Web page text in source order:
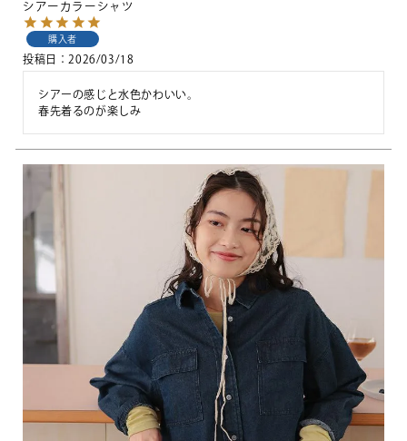
シアーカラーシャツ
購入者
投稿日 2026/03/18
シアーの感じと水色かわいい。
春先着るのが楽しみ